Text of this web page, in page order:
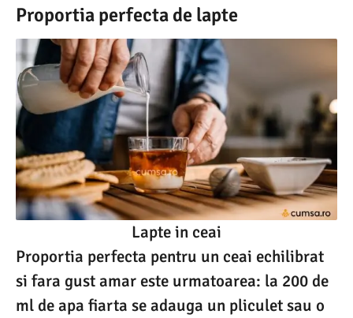
Proportia perfecta de lapte
Lapte in ceai
Proportia perfecta pentru un ceai echilibrat
si fara gust amar este urmatoarea: la 200 de
ml de apa fiarta se adauga un pliculet sau o